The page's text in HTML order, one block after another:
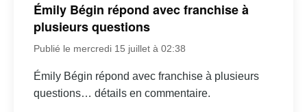
Émily Bégin répond avec franchise à
plusieurs questions
Publié le mercredi 15 juillet à 02:38
Émily Bégin répond avec franchise à plusieurs
questions… détails en commentaire.